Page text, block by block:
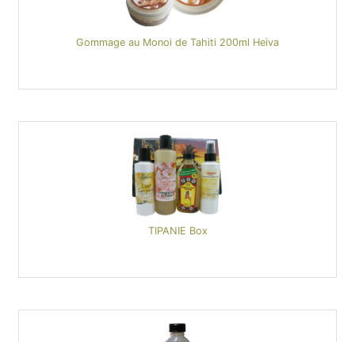
Gommage au Monoi de Tahiti 200ml Heiva
TIPANIE Box